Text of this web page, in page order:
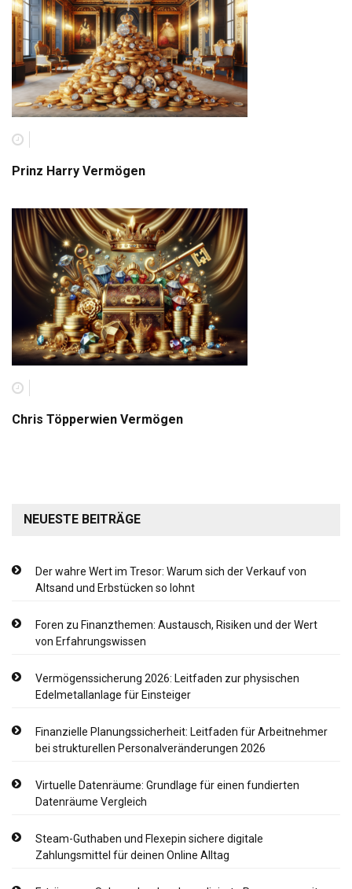
Prinz Harry Vermögen
Chris Töpperwien Vermögen
NEUESTE BEITRÄGE
Der wahre Wert im Tresor: Warum sich der Verkauf von
Altsand und Erbstücken so lohnt
Foren zu Finanzthemen: Austausch, Risiken und der Wert
von Erfahrungswissen
Vermögenssicherung 2026: Leitfaden zur physischen
Edelmetallanlage für Einsteiger
Finanzielle Planungssicherheit: Leitfaden für Arbeitnehmer
bei strukturellen Personalveränderungen 2026
Virtuelle Datenräume: Grundlage für einen fundierten
Datenräume Vergleich
Steam-Guthaben und Flexepin sichere digitale
Zahlungsmittel für deinen Online Alltag